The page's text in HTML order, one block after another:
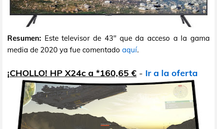
Resumen: Este televisor de 43" que da acceso a la gama
media de 2020 ya fue comentado aquí.
¡CHOLLO! HP X24c a *160,65 € - Ir a la oferta